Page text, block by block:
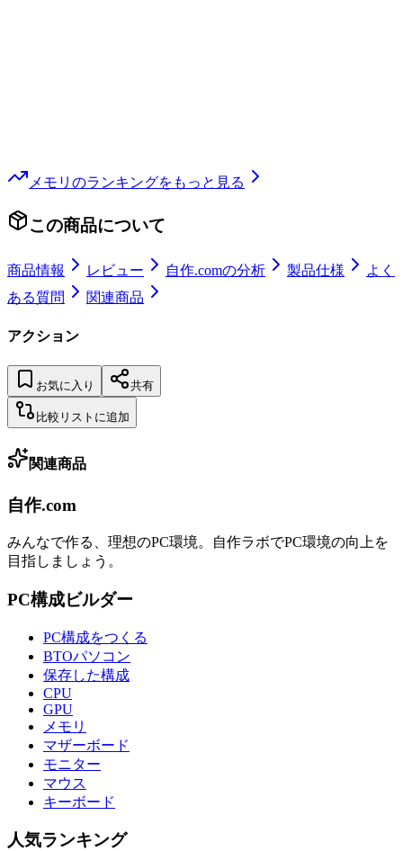
メモリ のランキングをもっと見る
この商品について
商品情報 レビュー 自作.comの分析 製品仕様
よく
ある質問
関連商品
アクション
お気に入り 共有
比較リストに追加
関連商品
自作.com
みんなで作る、理想のPC環境。 自作ラボでPC環境の向上を
目指しましょう。
PC構成ビルダー
PC構成をつくる
BTOパソコン
保存した構成
CPU
GPU
メモリ
マザーボード
モニター
マウス
キーボード
人気ランキング